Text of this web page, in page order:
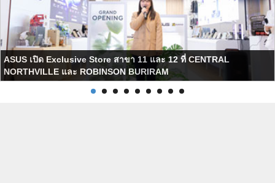
ASUS เปิด Exclusive Store สาขา 11 และ 12 ที่ CENTRAL
NORTHVILLE และ ROBINSON BURIRAM